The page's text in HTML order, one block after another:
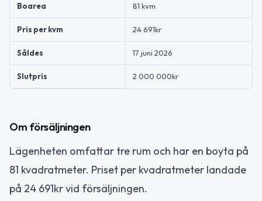
Boarea 81 kvm
Pris per kvm 24 691kr
Såldes 17 juni 2026
Slutpris 2 000 000kr
Om försäljningen
Lägenheten omfattar tre rum och har en boyta på
81 kvadratmeter. Priset per kvadratmeter landade
på 24 691kr vid försäljningen.